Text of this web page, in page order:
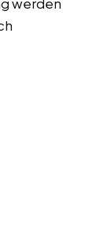
werden